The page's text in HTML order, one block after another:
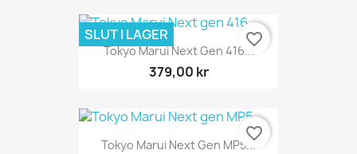
Tokyo Marui Next Gen 416...
379,00 kr
SLUT I LAGER favorite_border
Tokyo Marui Next Gen MP5...
favorite_border